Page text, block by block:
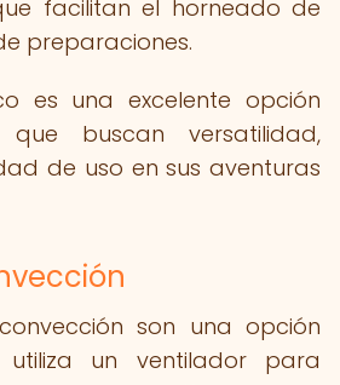
facilitan el horneado de
preparaciones.
es una excelente opción
buscan versatilidad,
de uso en sus aventuras
son una opción
un ventilador para